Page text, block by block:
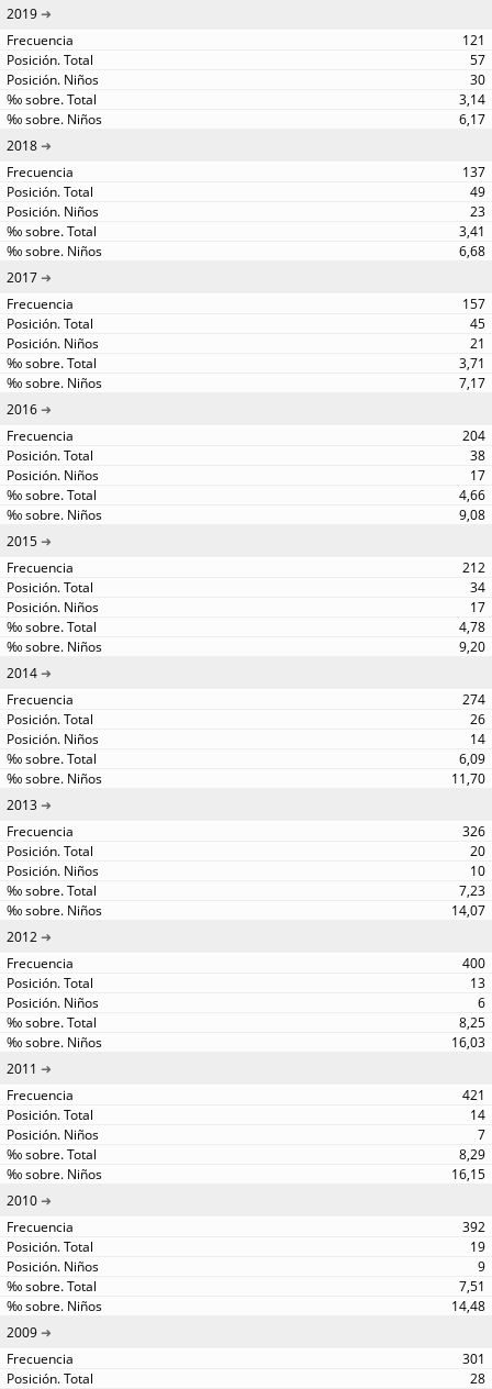
2019
121
57
30
3,14
6,17
2018
137
49
23
3,41
6,68
2017
157
45
21
3,71
7,17
2016
204
38
17
4,66
9,08
2015
212
34
17
4,78
9,20
2014
274
26
14
6,09
11,70
2013
326
20
10
7,23
14,07
2012
400
13
6
8,25
16,03
2011
421
14
7
8,29
16,15
2010
392
19
9
7,51
14,48
2009
301
28